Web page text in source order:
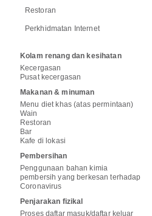
Restoran
Perkhidmatan Internet
Kolam renang dan kesihatan
Kecergasan
Pusat kecergasan
Makanan & minuman
Menu diet khas (atas permintaan)
Wain
Restoran
Bar
Kafe di lokasi
Pembersihan
Penggunaan bahan kimia
pembersih yang berkesan terhadap
Coronavirus
Penjarakan fizikal
Proses daftar masuk/daftar keluar